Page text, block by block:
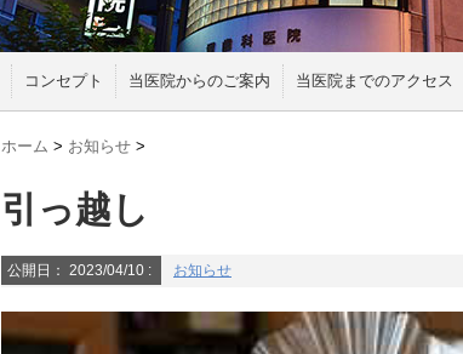
コンセプト 当医院からのご案内 当医院までのアクセス
ホーム > お知らせ >
引っ越し
公開日： 2023/04/10 : お知らせ